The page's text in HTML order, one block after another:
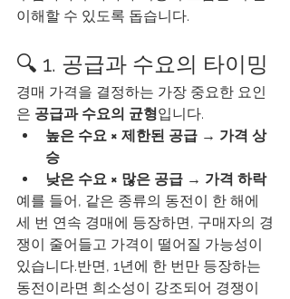
이해할 수 있도록 돕습니다.
🔍 1. 공급과 수요의 타이밍
경매 가격을 결정하는 가장 중요한 요인
은 공급과 수요의 균형입니다.
높은 수요 × 제한된 공급 → 가격 상
승
낮은 수요 × 많은 공급 → 가격 하락
예를 들어, 같은 종류의 동전이 한 해에
세 번 연속 경매에 등장하면, 구매자의 경
쟁이 줄어들고 가격이 떨어질 가능성이
있습니다.반면, 1년에 한 번만 등장하는
동전이라면 희소성이 강조되어 경쟁이